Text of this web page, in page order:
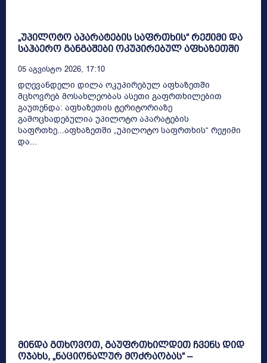
„უპილოტო აპარატების საფრთხის“ რეჟიმი და
საჰაერო განგაშები ოკუპირებულ აფხაზეთში
05 Აგვისტო 2026, 17:10
დღევანდელი დილა ოკუპირებულ აფხაზეთში
მცხოვრებ მოსახლეობას ასეთი გაფრთხილებით
გაუთენდა: აფხაზეთის ტერიტორიაზე
გამოცხადებულია უპილოტო აპარატების
საფრთხე...აფხაზეთში „უპილოტო საფრთხის“ რეჟიმი
და...
მინდა გთხოვოთ, გაუფრთხილდეთ ჩვენს დიდ
ოჯახს, „ნაციონალურ მოძრაობას“ –